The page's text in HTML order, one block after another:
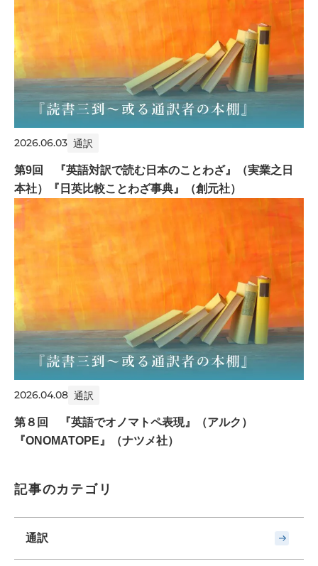
2026.06.03 通訳
第9回 『英語対訳で読む日本のことわざ』（実業之日
本社）『日英比較ことわざ事典』（創元社）
2026.04.08 通訳
第８回 『英語でオノマトペ表現』（アルク）
『ONOMATOPE』（ナツメ社）
記事のカテゴリ
通訳